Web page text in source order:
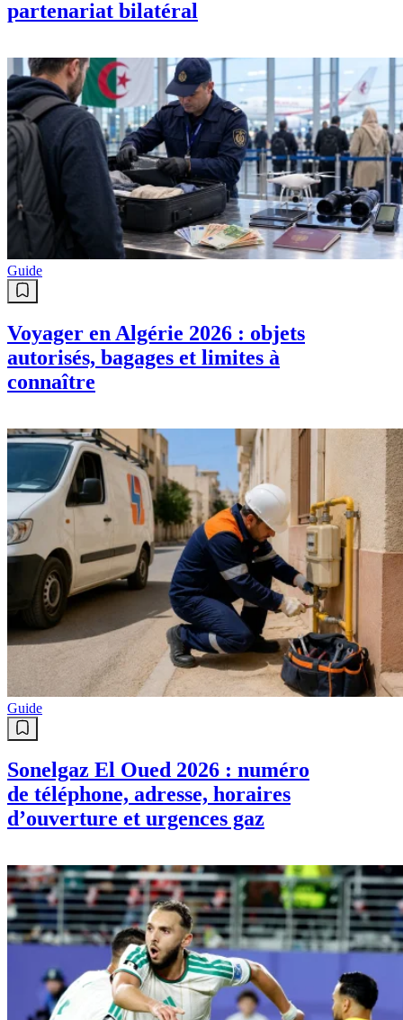
partenariat bilatéral
Guide
Voyager en Algérie 2026 : objets
autorisés, bagages et limites à
connaître
Guide
Sonelgaz El Oued 2026 : numéro
de téléphone, adresse, horaires
d’ouverture et urgences gaz